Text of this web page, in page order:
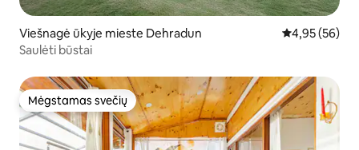
Viešnagė ūkyje mieste Dehradun Vidutinis
4,95 (56)
Saulėti būstai
Mėgstamas svečių
Mėgstamas svečių